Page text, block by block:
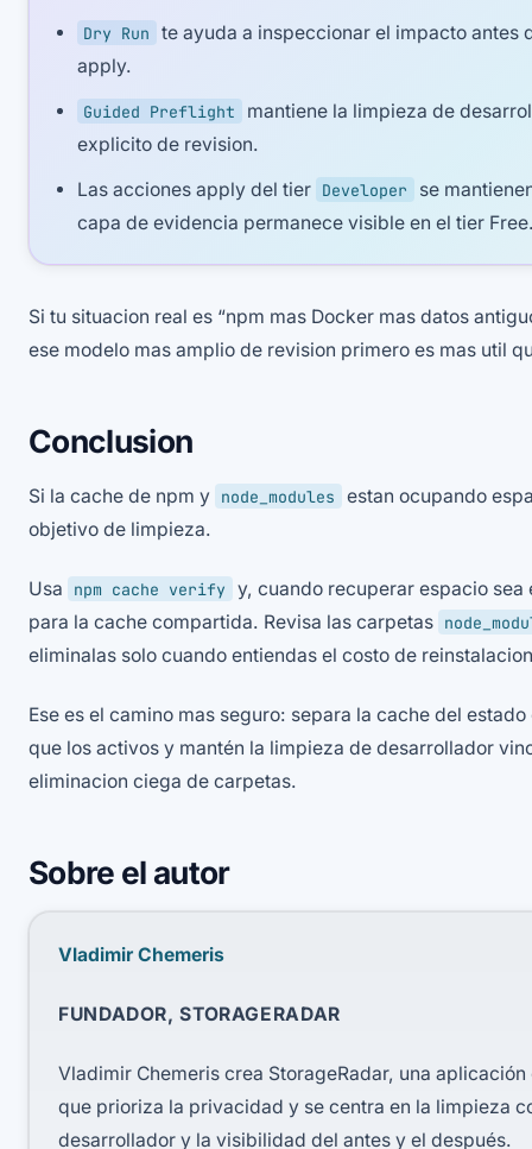
Dry Run
te ayuda a inspeccionar el impacto antes
apply.
Guided Preflight
mantiene la limpieza de
explicito de revision.
Las acciones apply del tier Developer
se
capa de evidencia permanece visible en el tier
Si tu situacion real es “npm mas Docker mas datos
ese modelo mas amplio de revision primero es mas util
Conclusion
Si la cache de npm y node_modules
estan ocupando
objetivo de limpieza.
Usa npm cache verify
y, cuando recuperar espacio
para la cache compartida. Revisa las carpetas
eliminalas solo cuando entiendas el costo de
Ese es el camino mas seguro: separa la cache del
que los activos y mantén la limpieza de desarrollador
eliminacion ciega de carpetas.
Sobre el autor
Vladimir Chemeris
FUNDADOR, STORAGERADAR
Vladimir Chemeris crea StorageRadar, una
que prioriza la privacidad y se centra en la limpieza
desarrollador y la visibilidad del antes y el después.